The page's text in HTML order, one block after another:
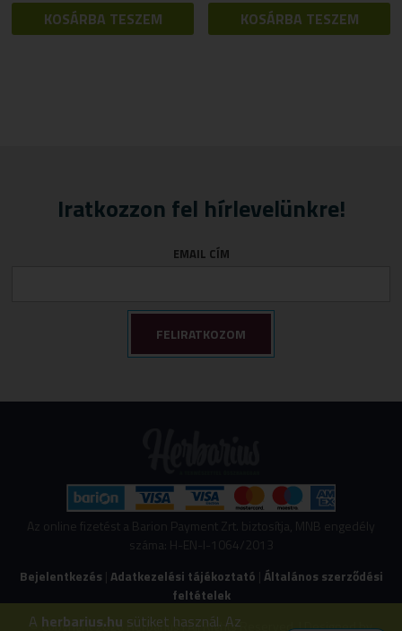
KOSÁRBA TESZEM KOSÁRBA TESZEM
Iratkozzon fel hírlevelünkre!
EMAIL CÍM
Az online fizetést a Barion Payment Zrt. biztosítja, MNB engedély
száma: H-EN-I-1064/2013
Bejelentkezés |Adatkezelési tájékoztató |Általános szerződési
feltételek
© Copyright 2026 Herbarius | All Rights Reserved. | Designed by
A herbarius.hu sütiket használ. Az